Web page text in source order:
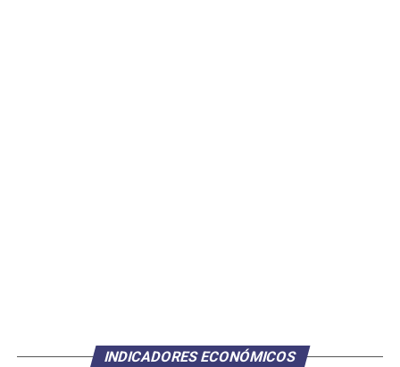
INDICADORES ECONÓMICOS